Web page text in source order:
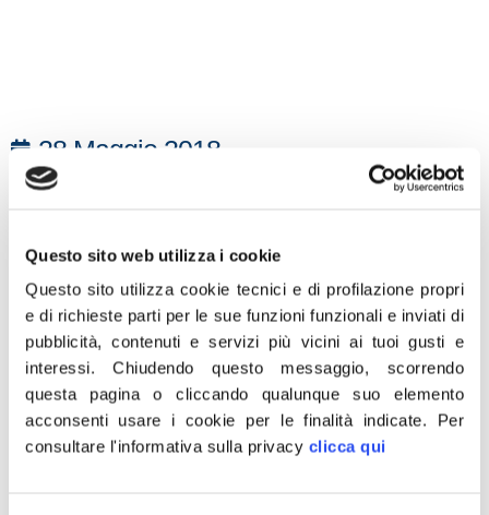
Questo sito web utilizza i cookie
Questo sito utilizza cookie tecnici e di profilazione propri
e di richieste parti per le sue funzioni funzionali e inviati di
pubblicità, contenuti e servizi più vicini ai tuoi gusti e
interessi.Chiudendo questo messaggio, scorrendo
questa pagina o cliccando qualunque suo elemento
acconsenti usare i cookie per le finalità indicate. Per
consultare l'informativa sulla privacy clicca qui
28 Maggio 2018
“A Milano una donna bengalese, madre
consente la barbarie delle spose bambine,
per salvare sua figlia di 10 anni. Femministe
e buonisti resteranno in silenzio per non
rovinare la narrativa della bellezza
dell’accoglienza e dell’integrazione. Noi
invece vogliamo denunciare chi tollera che
anche in Italia si diffonda una cultura che
considera le donne solo degli oggetti e